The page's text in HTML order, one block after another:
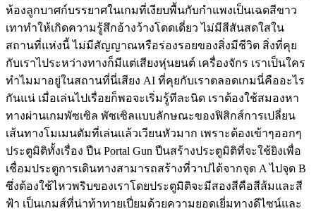
ห้องลูกบาศก์บรรยาศในเกมที่เงียบพื้นกับกำแพงเป็นเฉดสีขาว
เทาทำให้เกิดความรู้สึกอ้างว้างโดดเดี่ยว ไม่มีสีสันสดใสใน
สถานที่แห่งนี้ ไม่มีสัญญาณหรือร่องรอยของสิ่งมีชีวิต สิ่งที่คุย
กับเราไประหว่างทางก็มีแต่เสียงหุ่นยนต์ เครื่องจักร เราเป็นใคร
ทำไมมาอยู่ในสถานที่นี่เสียง AI ที่คุยกับเราตลอดเกมนี่คืออะไร
กันแน่ เมื่อเล่นไปเรื่อยก็พอจะเริ่มรู้ทีละนิด เราต้องใช้สมองหา
ทางผ่านเกมพัซเซิล พัซเซิลแบบลักษณะของฟิสิกส์การเปลี่ยน
เส้นทางโมเมนตัมที่เล่นเเล้วเวียนหัวมาก เพราะต้องเข้าๆออกๆ
ประตูมิติทั้งเรื่อง ปืน Portal Gun ปืนสร้างประตูมิติที่จะใช้ยิงเพื่อ
เชื่อมประตูการเดินทางสามารถสร้างที่วาปได้จากจุด A ไปจุด B
ซึ่งต้องใช้ไหวพริบของเราโดยประตูมิติจะมีสองสีคือสีส้มและสี
ฟ้า เป็นเกมส์ที่น่าท้าทายเปี่ยมด้วยความยอดเยี่มทางดีไซน์และ